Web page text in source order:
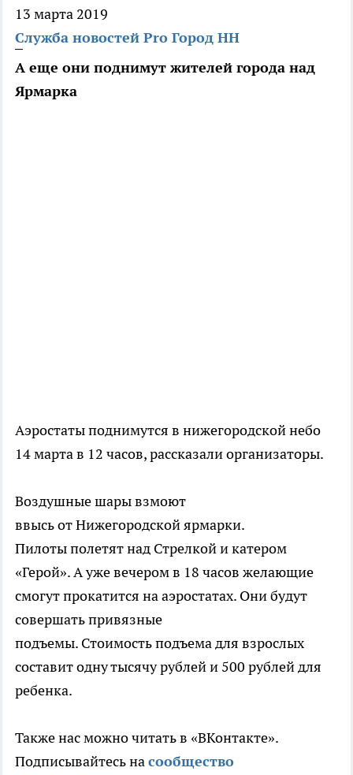
13 марта 2019
Служба новостей Pro Город НН
А еще они поднимут жителей города над
Ярмарка
Аэростаты поднимутся в нижегородской небо
14 марта в 12 часов, рассказали организаторы.
Воздушные шары взмоют
ввысь от Нижегородской ярмарки.
Пилоты полетят над Стрелкой и катером
«Герой». А уже вечером в 18 часов желающие
смогут прокатится на аэростатах. Они будут
совершать привязные
подъемы. Стоимость подъема для взрослых
составит одну тысячу рублей и 500 рублей для
ребенка.
Также нас можно читать в «ВКонтакте».
Подписывайтесь насообщество